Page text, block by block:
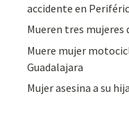
accidente en
Mueren tres mujeres
Muere mujer
Guadalajara
Mujer asesina a su